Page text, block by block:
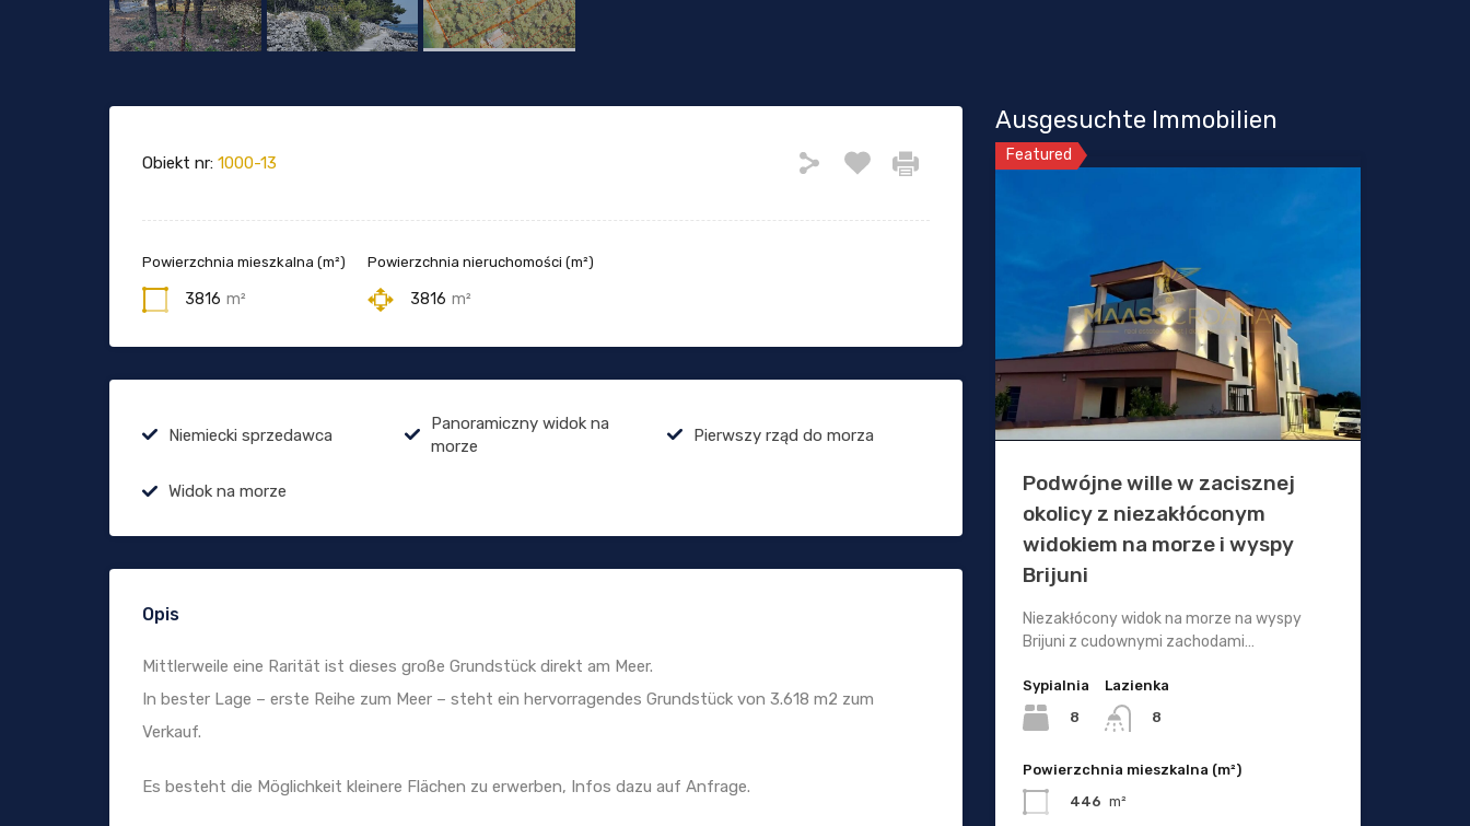
Obiekt nr: 1000-13
Powierzchnia mieszkalna (m²)
3816 m²
Powierzchnia nieruchomości (m²)
3816 m²
Niemiecki sprzedawca
Panoramiczny widok na
morze
Pierwszy rząd do morza
Widok na morze
Opis
Mittlerweile eine Rarität ist dieses große Grundstück direkt am Meer.
In bester Lage – erste Reihe zum Meer – steht ein hervorragendes Grundstück von 3.618 m2 zum
Verkauf.
Es besteht die Möglichkeit kleinere Flächen zu erwerben, Infos dazu auf Anfrage.
Ausgesuchte Immobilien
Featured
Podwójne wille w zacisznej
okolicy z niezakłóconym
widokiem na morze i wyspy
Brijuni
Niezakłócony widok na morze na wyspy
Brijuni z cudownymi zachodami…
Sypialnia
8
Lazienka
8
Powierzchnia mieszkalna (m²)
446 m²